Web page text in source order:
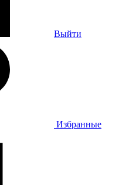
Выйти
Избранные